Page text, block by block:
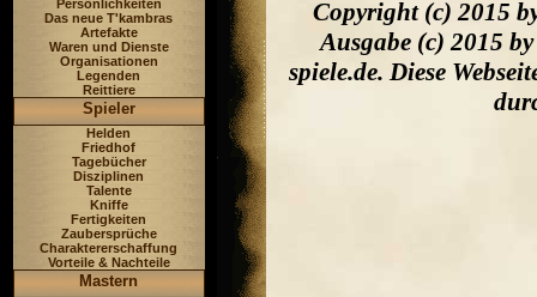
Persönlichkeiten
Das neue T'kambras
Artefakte
Waren und Dienste
Organisationen
Legenden
Reittiere
Spieler
Helden
Friedhof
Tagebücher
Disziplinen
Talente
Kniffe
Fertigkeiten
Zaubersprüche
Charaktererschaffung
Vorteile & Nachteile
Mastern
Copyright (c) 2015
Ausgabe (c) 2015
spiele.de. Diese